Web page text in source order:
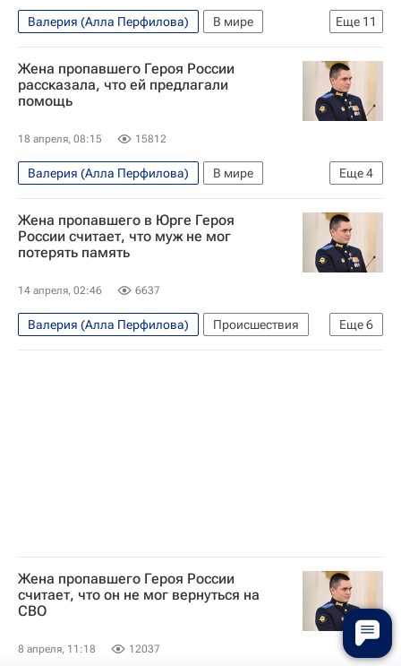
Еще 11
Валерия (Алла Перфилова)
В мире
Россия
Германия
Украина
Олаф Шольц
Дмитрий Песков
Вооруженные силы Украины
Генеральная прокуратура РФ
Северный поток
Северный поток — 2
Берлин (город)
Жена пропавшего Героя России
рассказала, что ей предлагали
помощь
18 апреля, 08:15 15812
Еще4
Валерия (Алла Перфилова)
В мире
Россия
Юрга
Кемеровская область
Владимир Путин
Жена пропавшего в Юрге Героя
России считает, что муж не мог
потерять память
14 апреля, 02:46 6637
Еще6
Валерия (Алла Перфилова)
Происшествия
Россия
Юрга
Кемеровская область
Жена пропавшего Героя России
считает, что он не мог вернуться на
СВО
8 апреля, 11:18 12037